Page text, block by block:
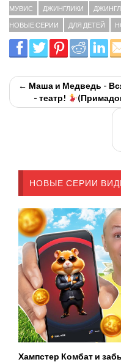
МУВИС ДЖИНГЛИКИ
НОВЫЕ СЕРИИ ДЛЯ ДЕТЕЙ
← Маша и Медведь -
- театр!
НОВЫЕ СЕРИИ
Хампстер Комбат и